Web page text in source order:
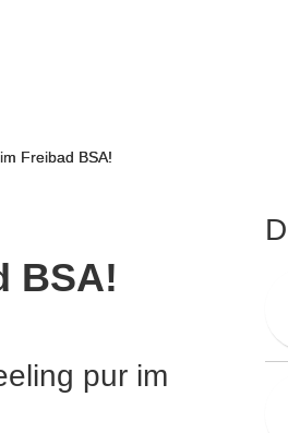
Freibad BSA!
BSA!
pur im